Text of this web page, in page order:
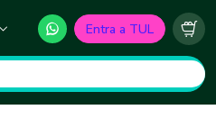
de ConstrucciónEntra a TUL